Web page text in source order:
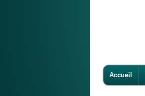
Accueil